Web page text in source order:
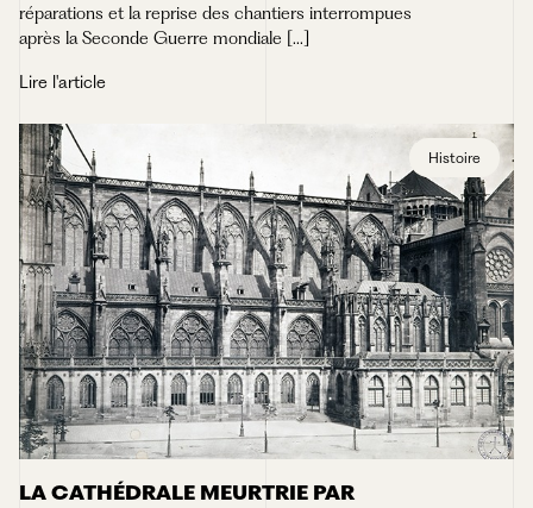
réparations et la reprise des chantiers interrompues
après la Seconde Guerre mondiale [...]
Lire l'article
Histoire
LA CATHÉDRALE MEURTRIE PAR